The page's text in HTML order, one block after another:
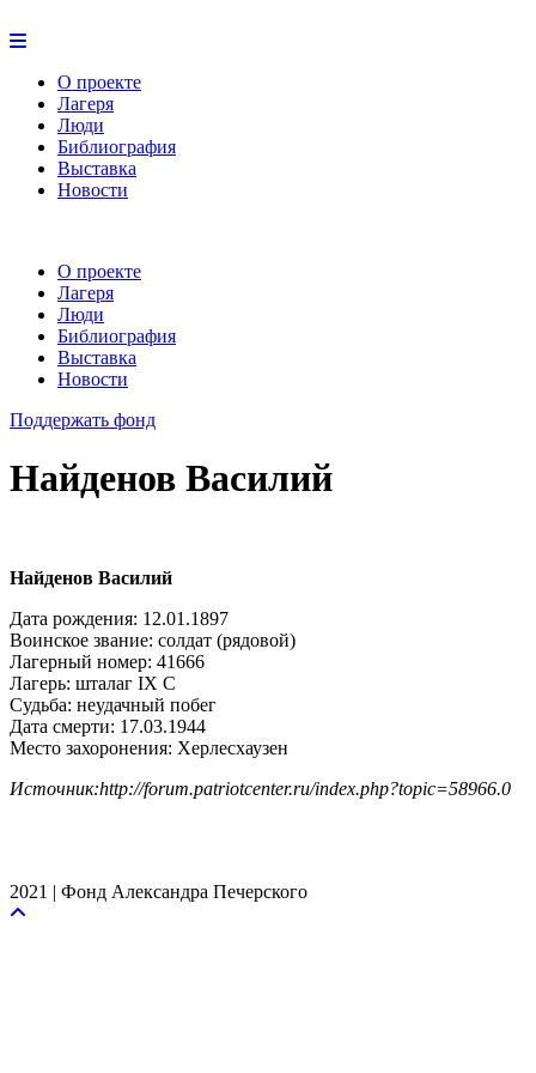
О проекте
Лагеря
Люди
Библиография
Выставка
Новости
О проекте
Лагеря
Люди
Библиография
Выставка
Новости
Поддержать фонд
Найденов Василий
Найденов Василий
Дата рождения: 12.01.1897
Воинское звание: солдат (рядовой)
Лагерный номер: 41666
Лагерь: шталаг IX C
Судьба: неудачный побег
Дата смерти: 17.03.1944
Место захоронения: Херлесхаузен
Источник:http://forum.patriotcenter.ru/index.php?topic=58966.0
2021 | Фонд Александра Печерского